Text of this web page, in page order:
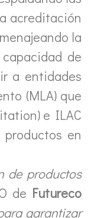
acreditación
la
de
a entidades
(MLA) que
e ILAC
en
de productos
de Futureco
garantizar